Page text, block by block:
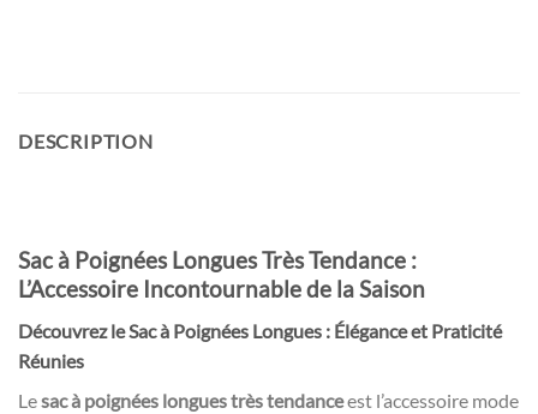
DESCRIPTION
Sac à Poignées Longues Très Tendance :
L’Accessoire Incontournable de la Saison
Découvrez le Sac à Poignées Longues : Élégance et Praticité
Réunies
Lesac à poignées longues très tendanceest l’accessoire mode